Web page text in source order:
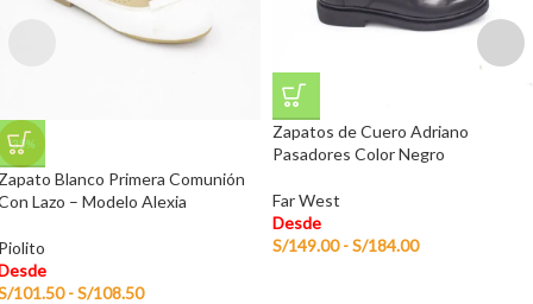
-35%
Blanco Primera Comunión
Lazo – Modelo Alexia
101.50 - S/108.50
Zapatos de Cuero Adriano
Pasadores Color Negro
Far West
Desde
S/149.00 -S/184.00